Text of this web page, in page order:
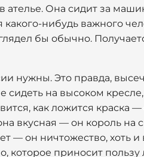
ателье. Она сидит за
какого-нибудь важного
бы обычно.
нужны. Это правда,
на высоком кресле,
как ложится
вкусная — он король на
— он ничтожество, хоть
которое приносит